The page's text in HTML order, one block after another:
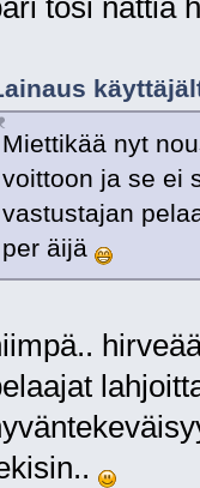
tosi nättiä
Miettikää nyt
voittoon ja se ei
vastustajan
per äijä